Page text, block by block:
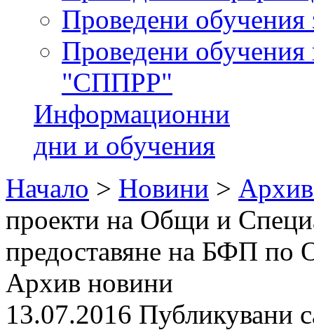
Проведени обучения
Проведени
"СППРР"
Информационни
дни и обучения
Начало > Новини >
проекти на Общи и
предоставяне на БФП по
Архив новини
13.07.2016 Публикувани